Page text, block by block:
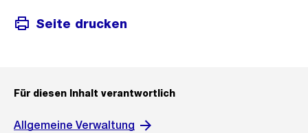
Seite drucken
Für diesen Inhalt verantwortlich
Allgemeine Verwaltung